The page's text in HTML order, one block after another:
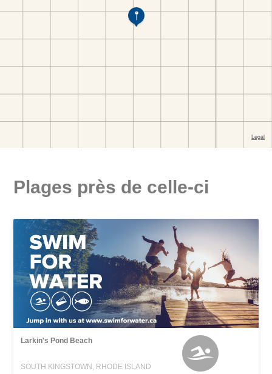
Plages près de celle-ci
Larkin's Pond Beach
SOUTH KINGSTOWN, RHODE ISLAND